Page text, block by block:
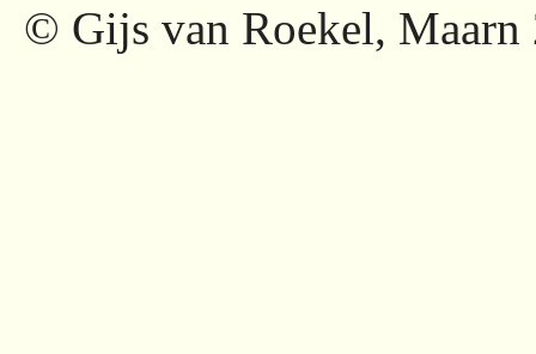
© Gijs van Roekel, Maarn